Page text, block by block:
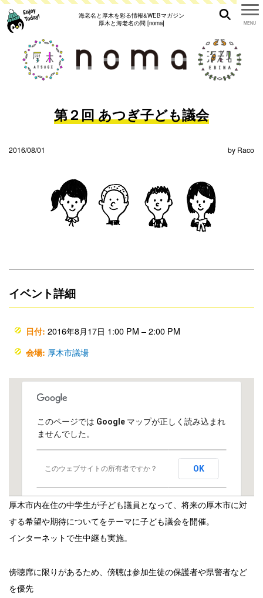
海老名と厚木を彩る情報&WEBマガジン
厚木と海老名の間 [noma]
第２回 あつぎ子ども議会
2016/08/01 by Raco
イベント詳細
日付: 2016年8月17日 1:00 PM –2:00 PM
会場: 厚木市議場
このページでは Google マップが正しく読み込まれ
ませんでした。
このウェブサイトの所有者ですか？ OK
厚木市内在住の中学生が子ども議員となって、将来の厚木市に対
する希望や期待についてをテーマに子ども議会を開催。
インターネットで生中継も実施。
傍聴席に限りがあるため、傍聴は参加生徒の保護者や県警者など
を優先